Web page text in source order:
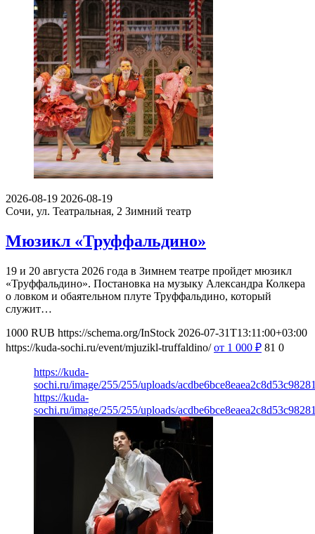
2026-08-19 2026-08-19
Сочи, ул. Театральная, 2 Зимний театр
Мюзикл «Труффальдино»
19 и 20 августа 2026 года в Зимнем театре пройдет мюзикл
«Труффальдино». Постановка на музыку Александра Колкера
о ловком и обаятельном плуте Труффальдино, который
служит…
1000 RUB https://schema.org/InStock 2026-07-31T13:11:00+03:00
https://kuda-sochi.ru/event/mjuzikl-truffaldino/ от 1 000 ₽ 81 0
https://kuda-
sochi.ru/image/255/255/uploads/
https://kuda-
sochi.ru/image/255/255/uploads/